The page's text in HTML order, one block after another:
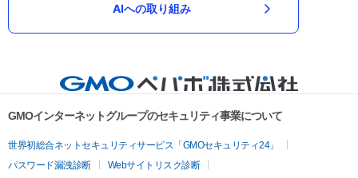
AIへの取り組み
GMOインターネットグループのセキュリティ事業について
世界初総合ネットセキュリティサービス「GMOセキュリティ24」
パスワード漏洩診断
Webサイトリスク診断